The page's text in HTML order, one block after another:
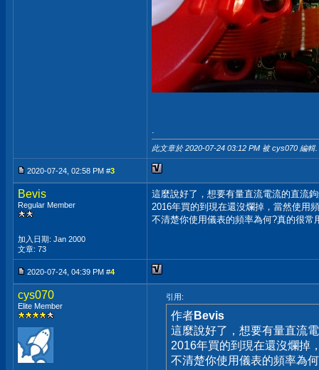
.
此文章於 2020-07-24 03:12 PM 被 cys070 編輯.
2020-07-24, 02:58 PM #3
Bevis
Regular Member
加入日期: Jan 2000
文章: 73
這麼說好了，想要有量直流電流的直流
2016年買的到現在還沒爛掉，當然使用
不清楚你使用儀表的頻率為何?真的很
2020-07-24, 04:39 PM #4
cys070
Elite Member
引用:
作者Bevis
這麼說好了，想要有量直流
2016年買的到現在還沒爛掉
不清楚你使用儀表的頻率為